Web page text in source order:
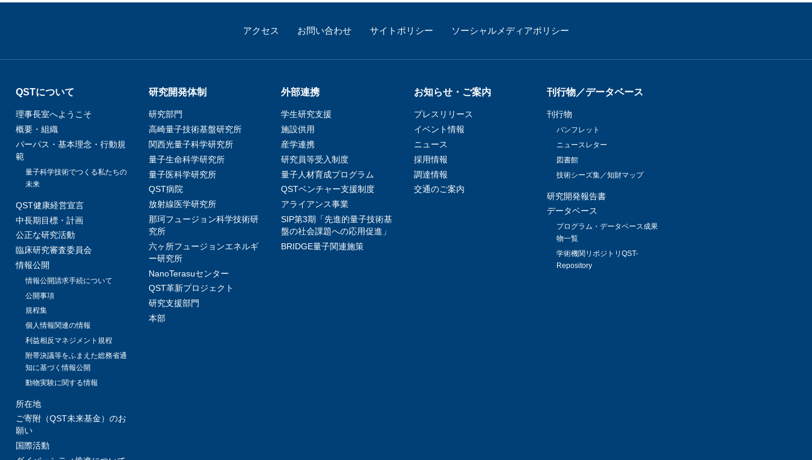
アクセス お問い合わせ サイトポリシー ソーシャルメディアポリシー
QSTについて
理事長室へようこそ
概要・組織
パーパス・基本理念・行動規
範
量子科学技術でつくる私たちの
未来
QST健康経営宣言
中長期目標・計画
公正な研究活動
臨床研究審査委員会
情報公開
情報公開請求手続について
公開事項
規程集
個人情報関連の情報
利益相反マネジメント規程
附帯決議等をふまえた総務省通
知に基づく情報公開
動物実験に関する情報
所在地
ご寄附（QST未来基金）のお
願い
国際活動
研究開発体制
研究部門
高崎量子技術基盤研究所
関西光量子科学研究所
量子生命科学研究所
量子医科学研究所
QST病院
放射線医学研究所
那珂フュージョン科学技術研
究所
六ヶ所フュージョンエネルギ
ー研究所
NanoTerasuセンター
QST革新プロジェクト
研究支援部門
本部
外部連携
学生研究支援​
施設供用
産学連携
研究員等受入制度
量子人材育成プログラム
QSTベンチャー支援制度
アライアンス事業
SIP第3期「先進的量子技術基
盤の社会課題への応用促進」
BRIDGE量子関連施策
お知らせ・ご案内
プレスリリース
イベント情報
ニュース
採用情報
調達情報
交通のご案内
刊行物／データベース
刊行物
パンフレット
ニュースレター
図書館
技術シーズ集／知財マップ
研究開発報告書
データベース
プログラム・データベース成果
物一覧
学術機関リポジトリQST-
Repository